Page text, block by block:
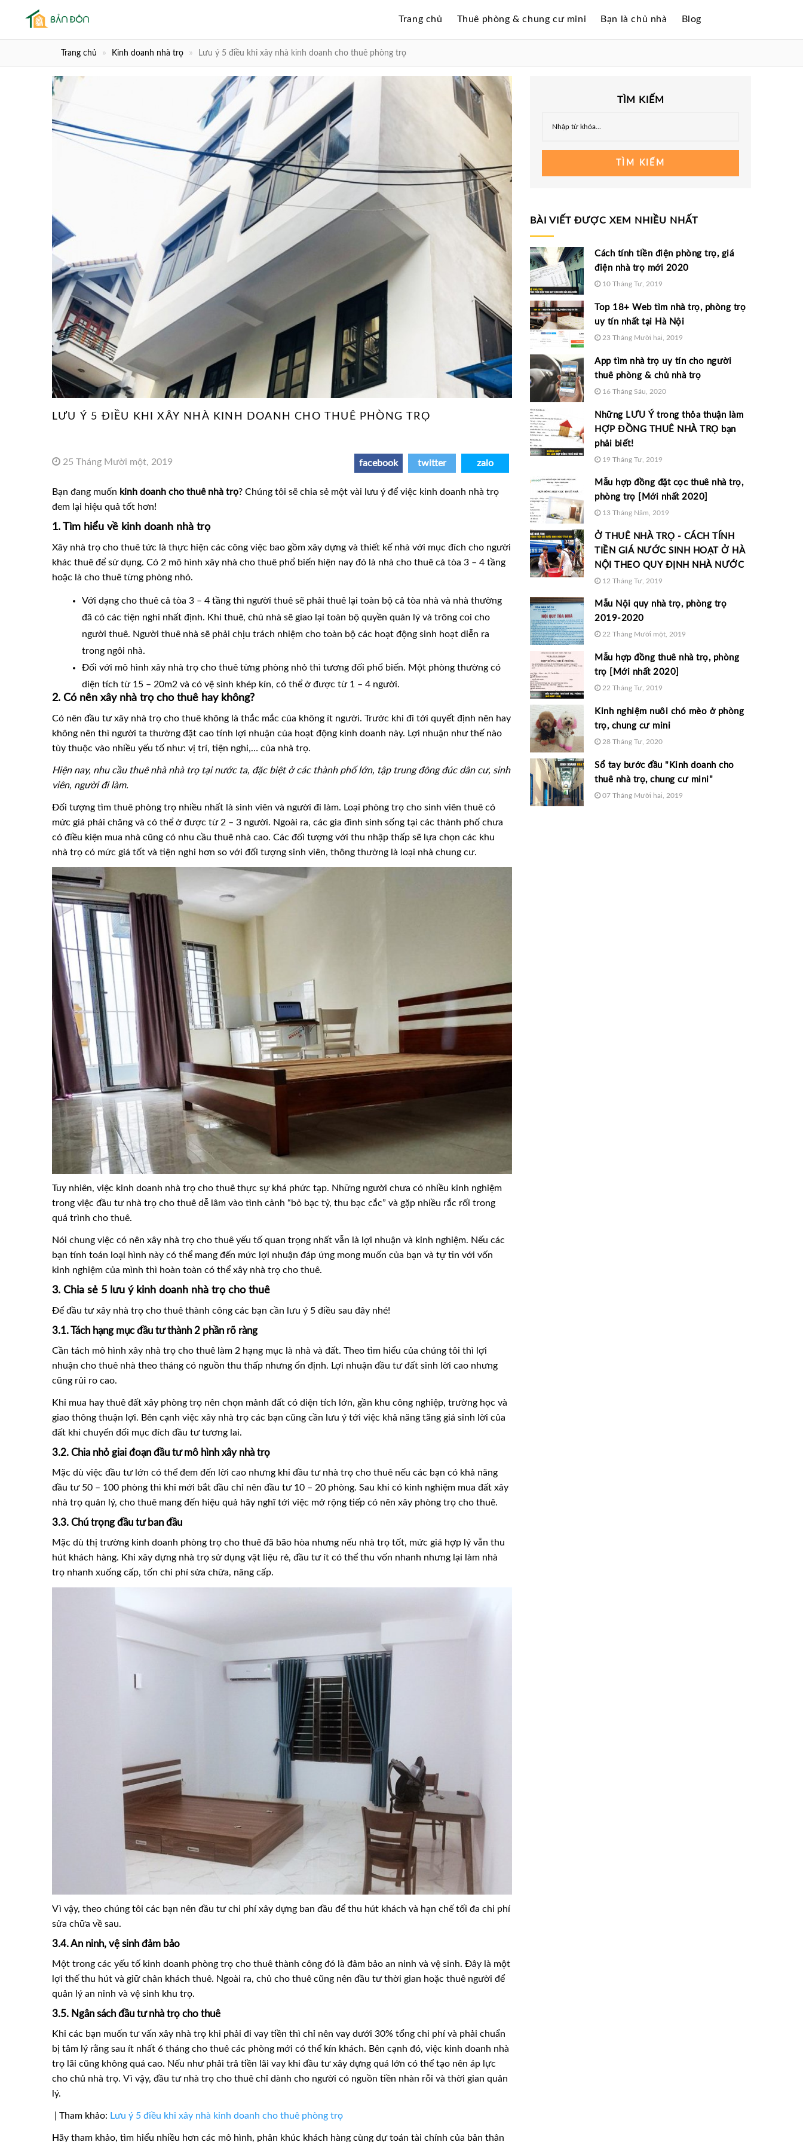
Trang chủ Thuê phòng & chung cư mini Bạn là chủ nhà Blog
Trang chủ Kinh doanh nhà trọ Lưu ý 5 điều khi xây nhà kinh doanh cho thuê phòng trọ
LƯU Ý 5 ĐIỀU KHI XÂY NHÀ KINH DOANH CHO THUÊ PHÒNG TRỌ
25 Tháng Mười một, 2019 facebook twitter zalo
Bạn đang muốn kinh doanh cho thuê nhà trọ? Chúng tôi sẽ chia sẻ một vài lưu ý để việc kinh doanh nhà trọ
đem lại hiệu quả tốt hơn!
1. Tìm hiểu về kinh doanh nhà trọ
Xây nhà trọ cho thuê tức là thực hiện các công việc bao gồm xây dựng và thiết kế nhà với mục đích cho người
khác thuê để sử dụng. Có 2 mô hình xây nhà cho thuê phổ biến hiện nay đó là nhà cho thuê cả tòa 3 – 4 tầng
hoặc là cho thuê từng phòng nhỏ.
Với dạng cho thuê cả tòa 3 – 4 tầng thì người thuê sẽ phải thuê lại toàn bộ cả tòa nhà và nhà thường
đã có các tiện nghi nhất định. Khi thuê, chủ nhà sẽ giao lại toàn bộ quyền quản lý và trông coi cho
người thuê. Người thuê nhà sẽ phải chịu trách nhiệm cho toàn bộ các hoạt động sinh hoạt diễn ra
trong ngôi nhà.
Đối với mô hình xây nhà trọ cho thuê từng phòng nhỏ thì tương đối phổ biến. Một phòng thường có
diện tích từ 15 – 20m2 và có vệ sinh khép kín, có thể ở được từ 1 – 4 người.
2. Có nên xây nhà trọ cho thuê hay không?
Có nên đầu tư xây nhà trọ cho thuê không là thắc mắc của không ít người. Trước khi đi tới quyết định nên hay
không nên thì người ta thường đặt cao tính lợi nhuận của hoạt động kinh doanh này. Lợi nhuận như thế nào
tùy thuộc vào nhiều yếu tố như: vị trí, tiện nghi,… của nhà trọ.
Hiện nay, nhu cầu thuê nhà nhà trọ tại nước ta, đặc biệt ở các thành phố lớn, tập trung đông đúc dân cư, sinh
viên, người đi làm.
Đối tượng tìm thuê phòng trọ nhiều nhất là sinh viên và người đi làm. Loại phòng trọ cho sinh viên thuê có
mức giá phải chăng và có thể ở được từ 2 – 3 người. Ngoài ra, các gia đình sinh sống tại các thành phố chưa
có điều kiện mua nhà cũng có nhu cầu thuê nhà cao. Các đối tượng với thu nhập thấp sẽ lựa chọn các khu
nhà trọ có mức giá tốt và tiện nghi hơn so với đối tượng sinh viên, thông thường là loại nhà chung cư.
Tuy nhiên, việc kinh doanh nhà trọ cho thuê thực sự khá phức tạp. Những người chưa có nhiều kinh nghiệm
trong việc đầu tư nhà trọ cho thuê dễ lâm vào tình cảnh “bỏ bạc tỷ, thu bạc cắc” và gặp nhiều rắc rối trong
quá trình cho thuê.
Nói chung việc có nên xây nhà trọ cho thuê yếu tố quan trọng nhất vẫn là lợi nhuận và kinh nghiệm. Nếu các
bạn tính toán loại hình này có thể mang đến mức lợi nhuận đáp ứng mong muốn của bạn và tự tin với vốn
kinh nghiệm của mình thì hoàn toàn có thể xây nhà trọ cho thuê.
3. Chia sẻ 5 lưu ý kinh doanh nhà trọ cho thuê
Để đầu tư xây nhà trọ cho thuê thành công các bạn cần lưu ý 5 điều sau đây nhé!
3.1. Tách hạng mục đầu tư thành 2 phần rõ ràng
Cần tách mô hình xây nhà trọ cho thuê làm 2 hạng mục là nhà và đất. Theo tìm hiểu của chúng tôi thì lợi
nhuận cho thuê nhà theo tháng có nguồn thu thấp nhưng ổn định. Lợi nhuận đầu tư đất sinh lời cao nhưng
cũng rủi ro cao.
Khi mua hay thuê đất xây phòng trọ nên chọn mảnh đất có diện tích lớn, gần khu công nghiệp, trường học và
giao thông thuận lợi. Bên cạnh việc xây nhà trọ các bạn cũng cần lưu ý tới việc khả năng tăng giá sinh lời của
đất khi chuyển đổi mục đích đầu tư tương lai.
3.2. Chia nhỏ giai đoạn đầu tư mô hình xây nhà trọ
Mặc dù việc đầu tư lớn có thể đem đến lời cao nhưng khi đầu tư nhà trọ cho thuê nếu các bạn có khả năng
đầu tư 50 – 100 phòng thì khi mới bắt đầu chỉ nên đầu tư 10 – 20 phòng. Sau khi có kinh nghiệm mua đất xây
nhà trọ quản lý, cho thuê mang đến hiệu quả hãy nghĩ tới việc mở rộng tiếp có nên xây phòng trọ cho thuê.
3.3. Chú trọng đầu tư ban đầu
Mặc dù thị trường kinh doanh phòng trọ cho thuê đã bão hòa nhưng nếu nhà trọ tốt, mức giá hợp lý vẫn thu
hút khách hàng. Khi xây dựng nhà trọ sử dụng vật liệu rẻ, đầu tư ít có thể thu vốn nhanh nhưng lại làm nhà
trọ nhanh xuống cấp, tốn chi phí sửa chữa, nâng cấp.
Vì vậy, theo chúng tôi các bạn nên đầu tư chi phí xây dựng ban đầu để thu hút khách và hạn chế tối đa chi phí
sửa chữa về sau.
3.4. An ninh, vệ sinh đảm bảo
Một trong các yếu tố kinh doanh phòng trọ cho thuê thành công đó là đảm bảo an ninh và vệ sinh. Đây là một
lợi thế thu hút và giữ chân khách thuê. Ngoài ra, chủ cho thuê cũng nên đầu tư thời gian hoặc thuê người để
quản lý an ninh và vệ sinh khu trọ.
3.5. Ngân sách đầu tư nhà trọ cho thuê
Khi các bạn muốn tư vấn xây nhà trọ khi phải đi vay tiền thì chỉ nên vay dưới 30% tổng chi phí và phải chuẩn
bị tâm lý rằng sau ít nhất 6 tháng cho thuê các phòng mới có thể kín khách. Bên cạnh đó, việc kinh doanh nhà
trọ lãi cũng không quá cao. Nếu như phải trả tiền lãi vay khi đầu tư xây dựng quá lớn có thể tạo nên áp lực
cho chủ nhà trọ. Vì vậy, đầu tư nhà trọ cho thuê chỉ dành cho người có nguồn tiền nhàn rỗi và thời gian quản
lý.
| Tham khảo: Lưu ý 5 điều khi xây nhà kinh doanh cho thuê phòng trọ
Hãy tham khảo, tìm hiểu nhiều hơn các mô hình, phân khúc khách hàng cùng dự toán tài chính của bản thân
TÌM KIẾM
TÌM KIẾM
BÀI VIẾT ĐƯỢC XEM NHIỀU NHẤT
Cách tính tiền điện phòng trọ, giá
điện nhà trọ mới 2020
10 Tháng Tư, 2019
Top 18+ Web tìm nhà trọ, phòng trọ
uy tín nhất tại Hà Nội
23 Tháng Mười hai, 2019
App tìm nhà trọ uy tín cho người
thuê phòng & chủ nhà trọ
16 Tháng Sáu, 2020
Những LƯU Ý trong thỏa thuận làm
HỢP ĐỒNG THUÊ NHÀ TRỌ bạn
phải biết!
19 Tháng Tư, 2019
Mẫu hợp đồng đặt cọc thuê nhà trọ,
phòng trọ [Mới nhất 2020]
13 Tháng Năm, 2019
Ở THUÊ NHÀ TRỌ - CÁCH TÍNH
TIỀN GIÁ NƯỚC SINH HOẠT Ở HÀ
NỘI THEO QUY ĐỊNH NHÀ NƯỚC
12 Tháng Tư, 2019
Mẫu Nội quy nhà trọ, phòng trọ
2019-2020
22 Tháng Mười một, 2019
Mẫu hợp đồng thuê nhà trọ, phòng
trọ [Mới nhất 2020]
22 Tháng Tư, 2019
Kinh nghiệm nuôi chó mèo ở phòng
trọ, chung cư mini
28 Tháng Tư, 2020
Sổ tay bước đầu "Kinh doanh cho
thuê nhà trọ, chung cư mini"
07 Tháng Mười hai, 2019